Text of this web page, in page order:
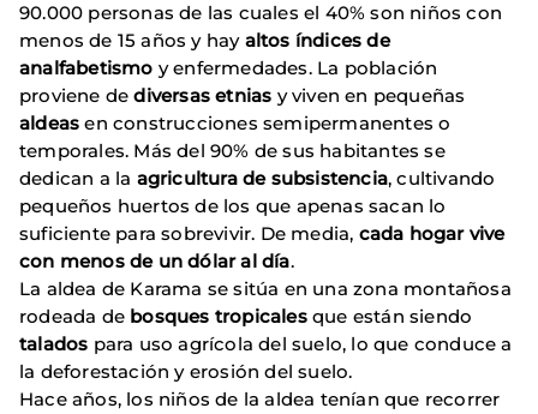
90.000 personas de las cuales el 40% son niños con
menos de 15 años y hay altos índices de
analfabetismo y enfermedades. La población
proviene dediversas etnias y viven en pequeñas
aldeas en construcciones semipermanentes o
temporales. Más del 90% de sus habitantes se
dedican a la agricultura de subsistencia, cultivando
pequeños huertos de los que apenas sacan lo
suficiente para sobrevivir. De media, cada hogar vive
con menos de un dólar al día.
La aldea de Karama se sitúa en una zona montañosa
rodeada de bosques tropicalesque están siendo
talados para uso agrícola del suelo, lo que conduce a
la deforestación y erosión del suelo.
Hace años, los niños de la aldea tenían que recorrer